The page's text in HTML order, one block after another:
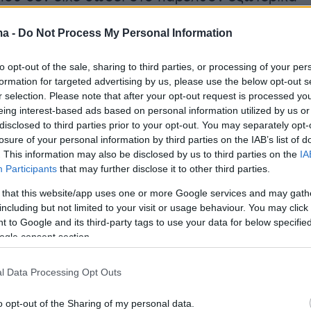
- Do Not Process My Personal Information
opt-out of the sale, sharing to third parties, or processing of your
for targeted advertising by us, please use the below opt-out
selection. Please note that after your opt-out request is processed
interest-based ads based on personal information utilized by us
to third parties prior to your opt-out. You may separately
of your personal information by third parties on the IAB’s list of
This information may also be disclosed by us to third parties on the
Participants that may further disclose it to other third parties.
that this website/app uses one or more Google services and may
but not limited to your visit or usage behaviour. You may
to Google and its third-party tags to use your data for below
consent section.
Data Processing Opt Outs
opt-out of the Sharing of my personal data.
της δολοφονίας και τα κίνητρα του
και κοινωνικό του περιβάλλον.
που δημοσίευσε ο ΑΝΤ1, ο
λίγες μόλις ώρες πριν από το
της περιοχής, γεγονός που δείχνει
να διατηρήσει μια εικόνα κανονικότητας
σπίτι και σκοτώσει τη μητέρα του.